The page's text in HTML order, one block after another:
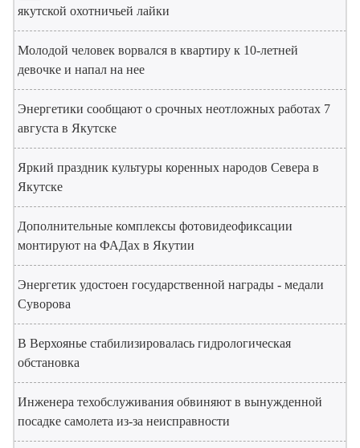
якутской охотничьей лайки
Молодой человек ворвался в квартиру к 10-летней
девочке и напал на нее
Энергетики сообщают о срочных неотложных работах 7
августа в Якутске
Яркий праздник культуры коренных народов Севера в
Якутске
Дополнительные комплексы фотовидеофиксации
монтируют на ФАДах в Якутии
Энергетик удостоен государственной награды - медали
Суворова
В Верхоянье стабилизировалась гидрологическая
обстановка
Инженера техобслуживания обвиняют в вынужденной
посадке самолета из-за неисправности